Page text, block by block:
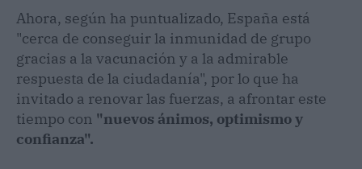
Ahora, según ha puntualizado, España está
"cerca de conseguir la inmunidad de grupo
gracias a la vacunación y a la admirable
respuesta de la ciudadanía", por lo que ha
invitado a renovar las fuerzas, a afrontar este
tiempo con "nuevos ánimos, optimismo y
confianza".